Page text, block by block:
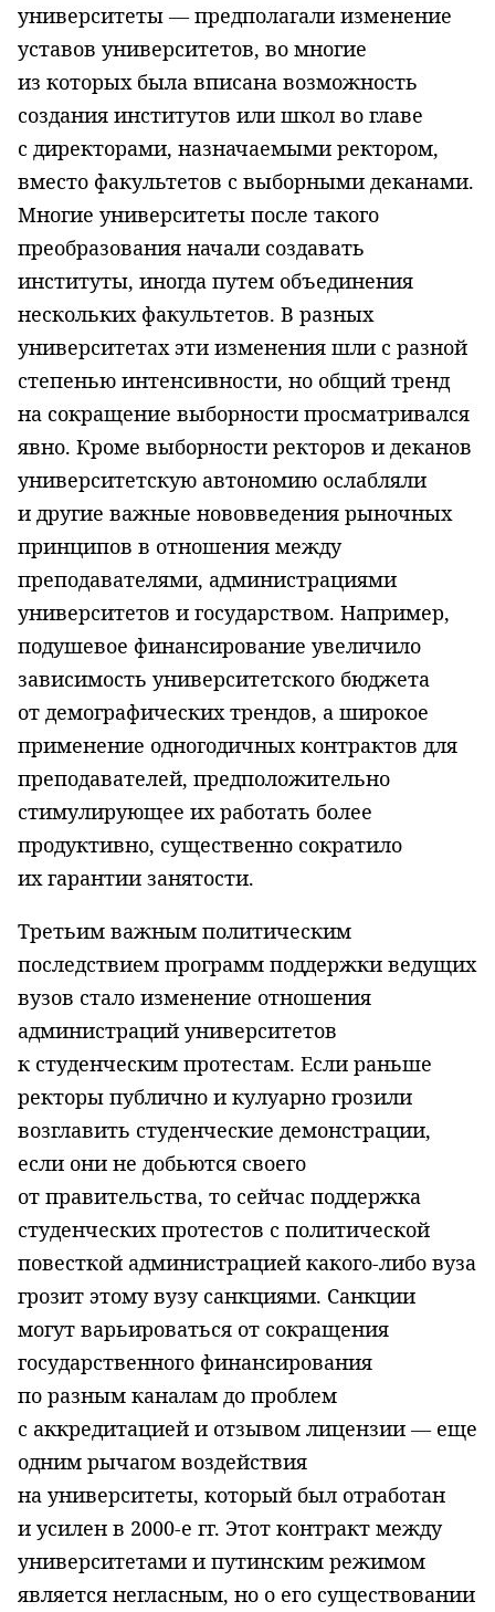
университеты — предполагали изменение
уставов университетов, во многие
из которых была вписана возможность
создания институтов или школ во главе
с директорами, назначаемыми ректором,
вместо факультетов с выборными деканами.
Многие университеты после такого
преобразования начали создавать
институты, иногда путем объединения
нескольких факультетов. В разных
университетах эти изменения шли с разной
степенью интенсивности, но общий тренд
на сокращение выборности просматривался
явно. Кроме выборности ректоров и деканов
университетскую автономию ослабляли
и другие важные нововведения рыночных
принципов в отношения между
преподавателями, администрациями
университетов и государством. Например,
подушевое финансирование увеличило
зависимость университетского бюджета
от демографических трендов, а широкое
применение одногодичных контрактов для
преподавателей, предположительно
стимулирующее их работать более
продуктивно, существенно сократило
их гарантии занятости.
Третьим важным политическим
последствием программ поддержки ведущих
вузов стало изменение отношения
администраций университетов
к студенческим протестам. Если раньше
ректоры публично и кулуарно грозили
возглавить студенческие демонстрации,
если они не добьются своего
от правительства, то сейчас поддержка
студенческих протестов с политической
повесткой администрацией какого-либо вуза
грозит этому вузу санкциями. Санкции
могут варьироваться от сокращения
государственного финансирования
по разным каналам до проблем
с аккредитацией и отзывом лицензии — еще
одним рычагом воздействия
на университеты, который был отработан
и усилен в 2000-е гг. Этот контракт между
университетами и путинским режимом
является негласным, но о его существовании